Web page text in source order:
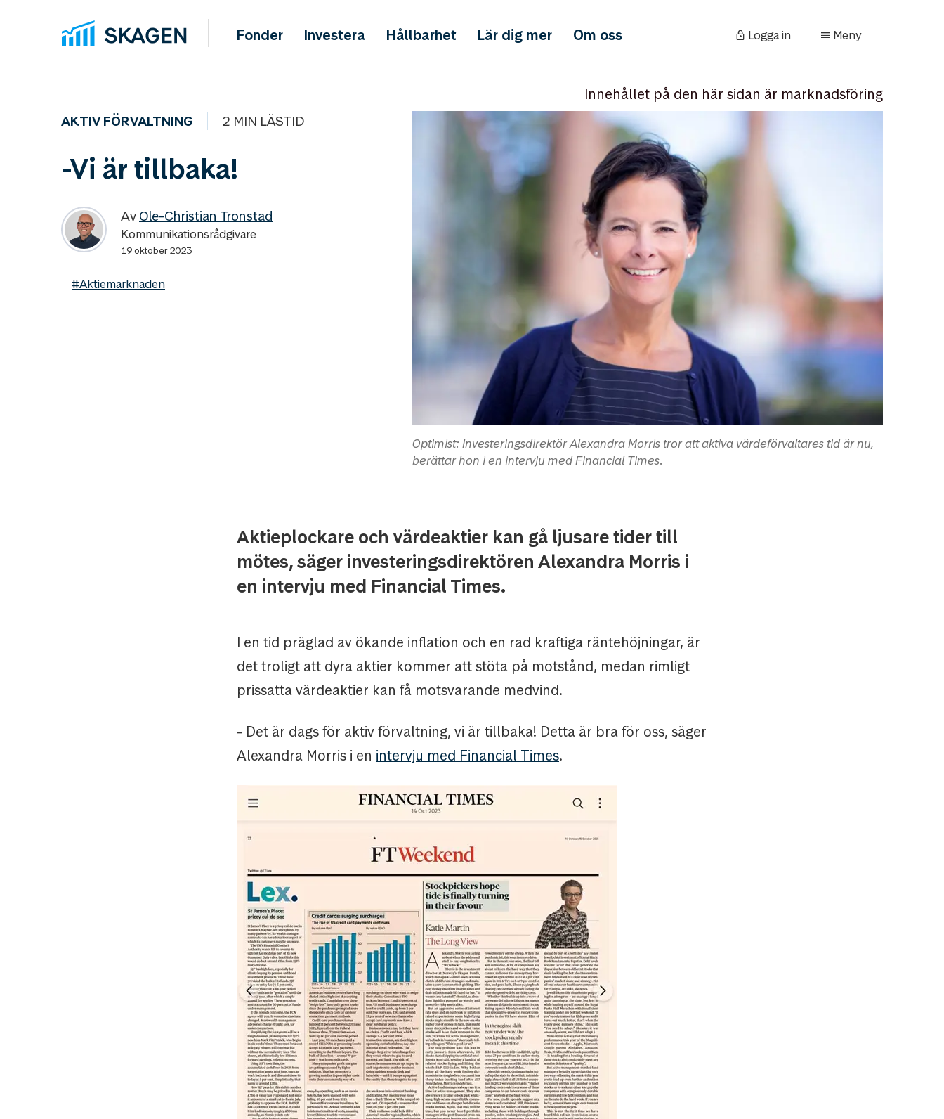
Fonder Investera Hållbarhet Lär dig mer Om oss Logga in Meny
Innehållet på den här sidan är marknadsföring
AKTIV FÖRVALTNING 2 MIN LÄSTID
-Vi är tillbaka!
Av Ole-Christian Tronstad
Kommunikationsrådgivare
19 oktober 2023
#Aktiemarknaden
Optimist: Investeringsdirektör Alexandra Morris tror att aktiva värdeförvaltares tid är nu,
berättar hon i en intervju med Financial Times.
Aktieplockare och värdeaktier kan gå ljusare tider till
mötes, säger investeringsdirektören Alexandra Morris i
en intervju med Financial Times.
I en tid präglad av ökande inflation och en rad kraftiga räntehöjningar, är
det troligt att dyra aktier kommer att stöta på motstånd, medan rimligt
prissatta värdeaktier kan få motsvarande medvind.
- Det är dags för aktiv förvaltning, vi är tillbaka! Detta är bra för oss, säger
Alexandra Morris i en intervju med Financial Times.